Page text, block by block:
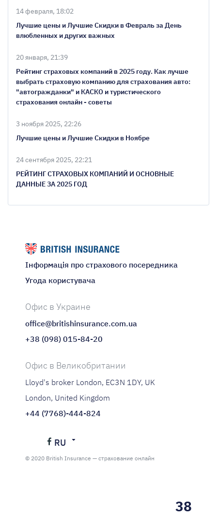
14 февраля, 18:02
Лучшие цены и Лучшие Скидки в Февраль за День
влюбленных и других важных
20 января, 21:39
Рейтинг страховых компаний в 2025 году. Как лучше
выбрать страховую компанию для страхования авто:
"автогражданки" и КАСКО и туристического
страхования онлайн - советы
3 ноября 2025, 22:26
Лучшие цены и Лучшие Скидки в Ноябре
24 сентября 2025, 22:21
РЕЙТИНГ СТРАХОВЫХ КОМПАНИЙ И ОСНОВНЫЕ
ДАННЫЕ ЗА 2025 ГОД
Інформація про страхового посередника
Угода користувача
Офис в Украине
office@britishinsurance.com.ua
+38 (098) 015-84-20
Офис в Великобритании
Lloyd's broker London, EC3N 1DY, UK
London, United Kingdom
+44 (7768)-444-824
RU
Українська
© 2020 British Insurance — страхование онлайн
38